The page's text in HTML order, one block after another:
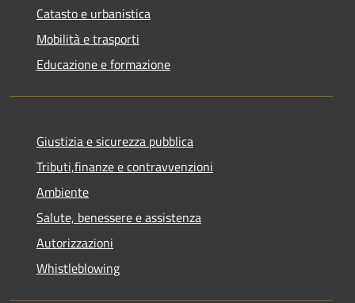
Catasto e urbanistica
Mobilità e trasporti
Educazione e formazione
Giustizia e sicurezza pubblica
Tributi,finanze e contravvenzioni
Ambiente
Salute, benessere e assistenza
Autorizzazioni
Whistleblowing